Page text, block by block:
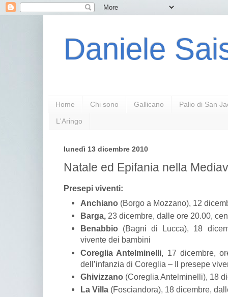
Daniele
Home Chi sono Gallicano Palio di San
L'Aringo
lunedì 13 dicembre 2010
Natale ed Epifania nella
Presepi viventi:
Anchiano (Borgo a Mozzano), 12
Barga, 23 dicembre, dalle ore 20.00,
Benabbio (Bagni di Lucca), 18
vivente dei bambini
Coreglia Antelminelli, 17 dicembre,
dell’infanzia di Coreglia – Il presepe
Ghivizzano (Coreglia Antelminelli), 18
La Villa (Fosciandora), 18 dicembre,